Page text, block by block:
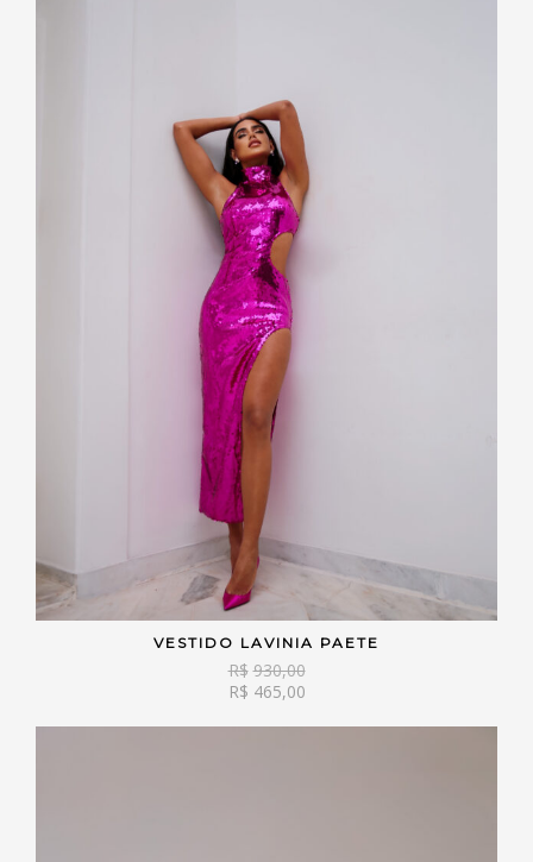
VER OPÇÕES
R$ 930,00
R$ 465,00
VESTIDO LAVINIA PAETE